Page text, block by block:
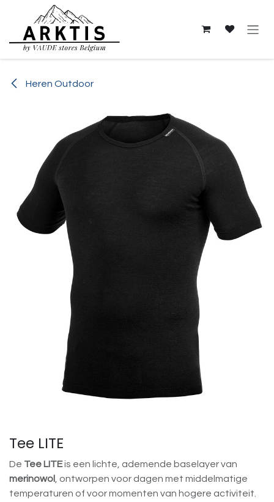
Overslaan naar inhoud
Heren Outdoor
Tee LITE
De Tee LITEis een lichte, ademende baselayer van
merinowol , ontworpen voor dagen met middelmatige
temperaturen of voor momenten van hogere activiteit.